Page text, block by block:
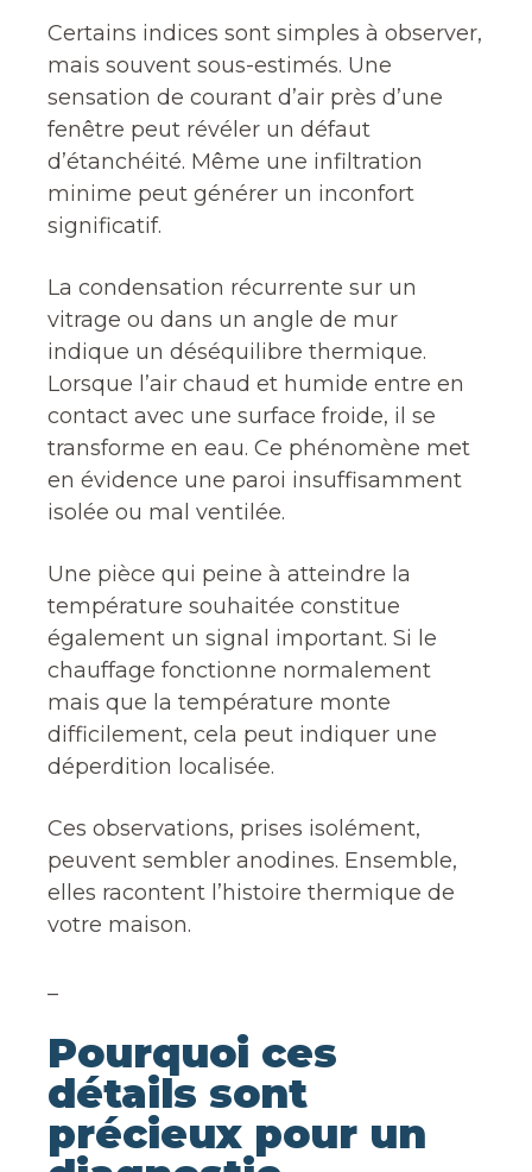
Certains indices sont simples à observer,
mais souvent sous-estimés. Une
sensation de courant d’air près d’une
fenêtre peut révéler un défaut
d’étanchéité. Même une infiltration
minime peut générer un inconfort
significatif.
La condensation récurrente sur un
vitrage ou dans un angle de mur
indique un déséquilibre thermique.
Lorsque l’air chaud et humide entre en
contact avec une surface froide, il se
transforme en eau. Ce phénomène met
en évidence une paroi insuffisamment
isolée ou mal ventilée.
Une pièce qui peine à atteindre la
température souhaitée constitue
également un signal important. Si le
chauffage fonctionne normalement
mais que la température monte
difficilement, cela peut indiquer une
déperdition localisée.
Ces observations, prises isolément,
peuvent sembler anodines. Ensemble,
elles racontent l’histoire thermique de
votre maison.
Pourquoi ces
détails sont
précieux pour un